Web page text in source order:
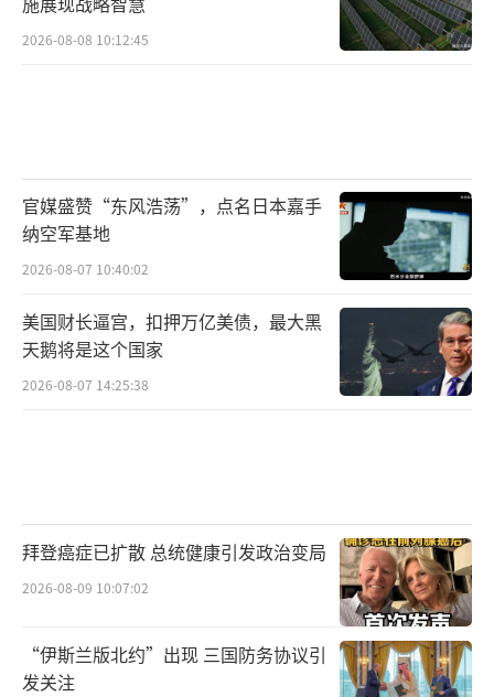
2026-08-08 10:12:45
官媒盛赞“东风浩荡”，点名日本嘉手
纳空军基地
2026-08-07 10:40:02
美国财长逼宫，扣押万亿美债，最大黑
天鹅将是这个国家
2026-08-07 14:25:38
拜登癌症已扩散 总统健康引发政治变局
2026-08-09 10:07:02
“伊斯兰版北约”出现 三国防务协议引
发关注